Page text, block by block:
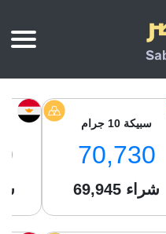
سبيكة 10 جرام
70,730
69,945 شراء